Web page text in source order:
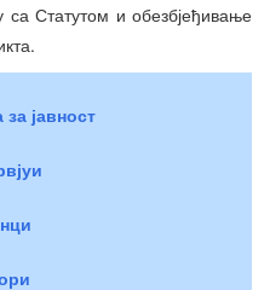
са Статутом и обезбјеђивање
јавност